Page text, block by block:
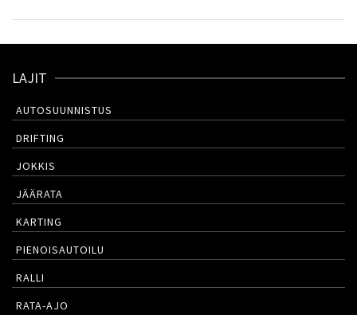
LAJIT
AUTOSUUNNISTUS
DRIFTING
JOKKIS
JÄÄRATA
KARTING
PIENOISAUTOILU
RALLI
RATA-AJO